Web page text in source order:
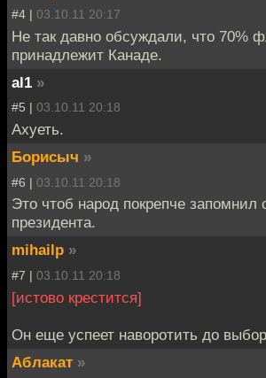
#4 | 03.10.11 20:17
Не так давно обсуждали, что 70%
принадлежит Канаде.
al1 »
#5 | 03.10.11 20:18
Ахуеть.
Борисыч »
#6 | 03.10.11 20:18
Это чтоб народ покрепче запомнил
президента.
mihailp »
#7 | 03.10.11 20:18
[истово крестится]
Он еще успеет наворотить до
Аблакат »